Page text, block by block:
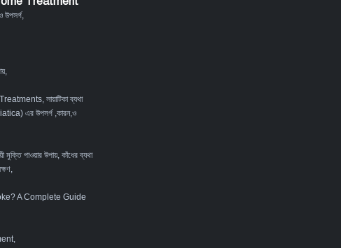
উপসর্গ,
সায়াটিকা ব্যথা
এর উপসর্গ ,কারন,ও
মুক্তি পাওয়ার উপায় কাঁধের ব্যথা
A Complete Guide